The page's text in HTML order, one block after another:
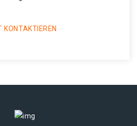
KONTAKTIEREN